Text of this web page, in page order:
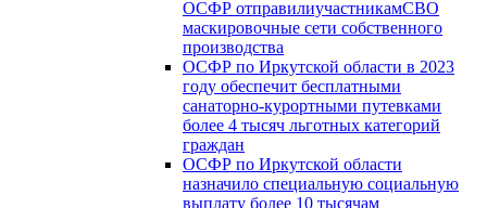
ОСФР отправилиучастникамСВО
маскировочные сети собственного
производства
ОСФР по Иркутской области в 2023
году обеспечит бесплатными
санаторно-курортными путевками
более 4 тысяч льготных категорий
граждан
ОСФР по Иркутской области
назначило специальную социальную
выплату более 10 тысячам